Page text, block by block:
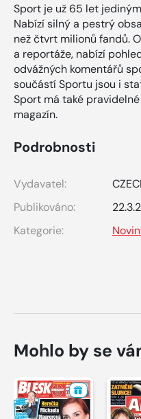
Sport je už 65 let
Nabízí silný a pestrý
než čtvrt milionů fandů.
a reportáže, nabízí
odvážných komentářů
součástí Sportu jsou i
Sport má také
magazín.
Podrobnosti
Vydavatel:
Publikováno:
Kategorie:
Mohlo by se